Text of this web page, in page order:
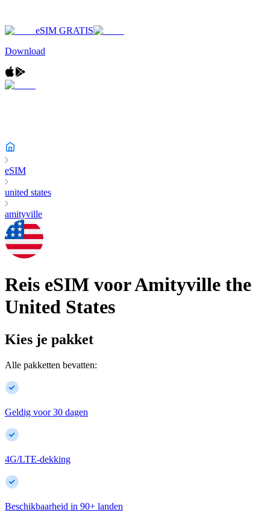
eSIM GRATIS
Download
eSIM
united states
amityville
Reis eSIM voorAmityville the
United States
Kies je pakket
Alle pakketten bevatten:
Geldig voor 30 dagen
4G/LTE-dekking
Beschikbaarheid in 90+ landen